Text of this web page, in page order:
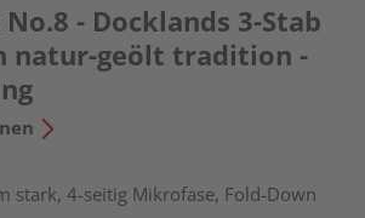
- Docklands 3-Stab
natur-geölt tradition -
stark, 4-seitig Mikrofase, Fold-Down